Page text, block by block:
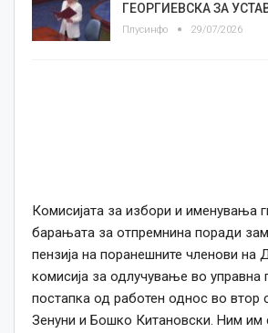
ГЕОРГИЕВСКА ЗА
Плусинфо 29/07/2026
Комисијата за избори и именувања
барањата за отпремнина поради
пензија на поранешните членови на
комисија за одлучување во управна
постапка од работен однос во втор
Зенуни и Бошко Китановски. Ним им